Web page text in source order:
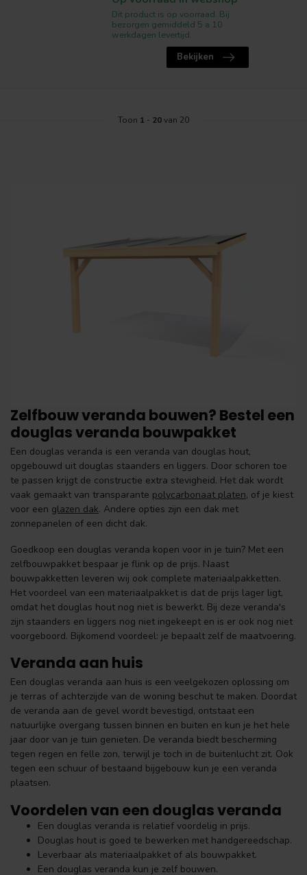
Dit product is op voorraad. Bij
bezorgen gemiddeld 5 a 10
werkdagen levertijd.
Bekijken
Toon 1 - 20van 20
Zelfbouw veranda bouwen? Bestel een
douglas veranda bouwpakket
Een douglas veranda is een veranda van douglas hout,
opgebouwd uit douglas staanders en liggers. Door schoren toe
te passen krijgt de constructie extra stevigheid. Het dak wordt
vaak gemaakt van transparante polycarbonaat platen, of je kiest
voor een glazen dak. Andere opties zijn een dak met
zonnepanelen of een dicht dak.
Goedkoop een douglas veranda kopen voor in je tuin? Met een
zelfbouwpakket bespaar je flink op de prijs. Naast
bouwpakketten leveren wij ook complete materiaalpakketten.
Het voordeel van een materiaalpakket is dat de prijs lager ligt,
omdat het douglas hout nog niet is bewerkt. Bij deze veranda's
zijn staanders en liggers nog niet ingekeept en is er ook nog niet
voorgeboord. Bijkomend voordeel: je bepaalt zelf de maatvoering.
Veranda aan huis
Een douglas veranda aan huis is een veelgekozen oplossing om
je terras of achterzijde van de woning beschut te maken. Doordat
de veranda aan de gevel wordt bevestigd, ontstaat een
natuurlijke overgang tussen binnen en buiten en kun je het hele
jaar door van je tuin genieten. De veranda biedt bescherming
tegen regen en felle zon, terwijl je toch in de buitenlucht zit. Ook
tegen een schuur of bestaand bijgebouw kun je een veranda
plaatsen.
Voordelen van een douglas veranda
Een douglas veranda is relatief voordelig in prijs.
Douglas hout is goed te bewerken met handgereedschap.
Leverbaar als materiaalpakket of als bouwpakket.
Een douglas veranda kun je zelf bouwen.